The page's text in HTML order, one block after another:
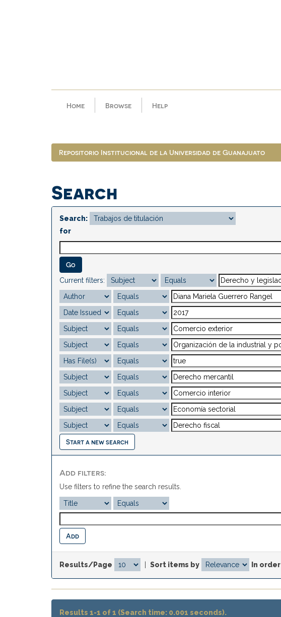
Home Browse Help
Repositorio Institucional de la Universidad de Guanajuato
Search
Search:
for
Current filters:
Start a new search
Add filters:
Use filters to refine the search results.
Results/Page Sort items by In order
Results 1-1 of 1 (Search time: 0.001 seconds).